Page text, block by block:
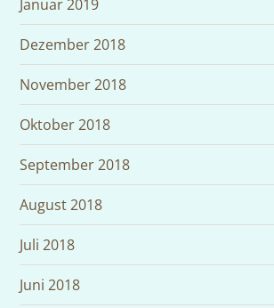
Januar 2019
Dezember 2018
November 2018
Oktober 2018
September 2018
August 2018
Juli 2018
Juni 2018